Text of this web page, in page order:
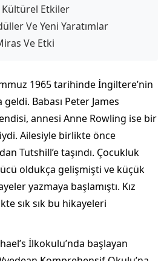
Kültürel Etkiler
Ve Yeni Yaratımlar
Ve Etki
1965 tarihinde İngiltere’nin
Babası Peter James
annesi Anne Rowling ise bir
Ailesiyle birlikte önce
Tutshill’e taşındı. Çocukluk
oldukça gelişmişti ve küçük
yazmaya başlamıştı. Kız
sık sık bu hikayeleri
İlkokulu’nda başlayan